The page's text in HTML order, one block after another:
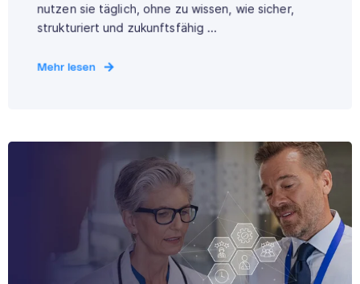
nutzen sie täglich, ohne zu wissen, wie sicher,
strukturiert und zukunftsfähig ...
Mehr lesen